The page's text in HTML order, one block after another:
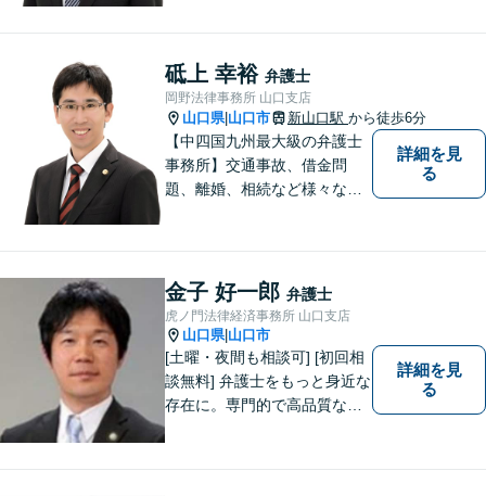
い！
砥上 幸裕 弁護士
岡野法律事務所 山口支店
山口県| 山口市 新山口駅 から徒歩6分
【中四国九州最大級の弁護士
事務所】交通事故、借金問
題、離婚、相続など様々な問
い！
詳細を見
る
金子 好一郎 弁護士
虎ノ門法律経済事務所 山口支店
山口県| 山口市
[土曜・夜間も相談可] [初回相
談無料] 弁護士をもっと身近な
存在に。専門的で高品質なリ
詳細を見
る